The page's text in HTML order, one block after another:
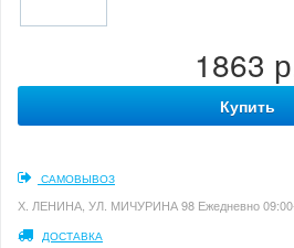
1863
Купить
САМОВЫВОЗ
Х. ЛЕНИНА, УЛ. МИЧУРИНА 98 Ежедневно
ДОСТАВКА